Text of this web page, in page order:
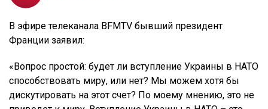
В эфире телеканала BFMTV бывший президент
Франции заявил:
«Вопрос простой: будет ли вступление Украины в НАТО
способствовать миру, или нет? Мы можем хотя бы
дискутировать на этот счет? По моему мнению, это не